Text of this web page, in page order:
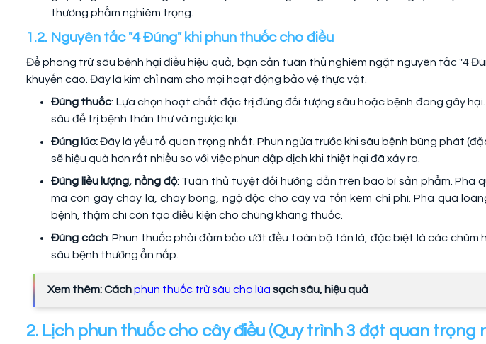
thương phẩm nghiêm trọng.
1.2. Nguyên tắc "4 Đúng" khi phun thuốc cho điều
Để phòng trừ sâu bệnh hại điều hiệu quả, bạn cần tuân thủ nghiêm ngặt nguyên tắc "4
khuyến cáo. Đây là kim chỉ nam cho mọi hoạt động bảo vệ thực vật.
Đúng thuốc: Lựa chọn hoạt chất đặc trị đúng đối tượng sâu hoặc bệnh đang gây
sâu để trị bệnh thán thư và ngược lại.
Đúng lúc:Đây là yếu tố quan trọng nhất. Phun ngừa trước khi sâu bệnh bùng phát
sẽ hiệu quả hơn rất nhiều so với việc phun dập dịch khi thiệt hại đã xảy ra.
Đúng liều lượng, nồng độ: Tuân thủ tuyệt đối hướng dẫn trên bao bì sản phẩm. Pha
mà còn gây cháy lá, cháy bông, ngộ độc cho cây và tốn kém chi phí. Pha quá
bệnh, thậm chí còn tạo điều kiện cho chúng kháng thuốc.
Đúng cách: Phun thuốc phải đảm bảo ướt đều toàn bộ tán lá, đặc biệt là các chùm
sâu bệnh thường ẩn nấp.
Xem thêm: Cáchphun thuốc trừ sâu cho lúa sạch sâu, hiệu quả
2. Lịch phun thuốc cho cây điều (Quy trình 3 đợt quan trọng